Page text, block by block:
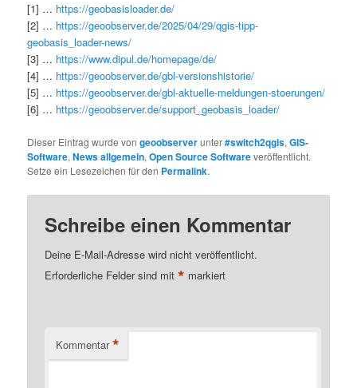
[1] … https://geobasisloader.de/
[2] … https://geoobserver.de/2025/04/29/qgis-tipp-
geobasis_loader-news/
[3] … https://www.dipul.de/homepage/de/
[4] … https://geoobserver.de/gbl-versionshistorie/
[5] … https://geoobserver.de/gbl-aktuelle-meldungen-stoerungen/
[6] … https://geoobserver.de/support_geobasis_loader/
Dieser Eintrag wurde vongeoobserverunter#switch2qgis,GIS-
Software,News allgemein,Open Source Softwareveröffentlicht.
Setze ein Lesezeichen für den Permalink.
Schreibe einen Kommentar
Deine E-Mail-Adresse wird nicht veröffentlicht.
Erforderliche Felder sind mit* markiert
Kommentar *